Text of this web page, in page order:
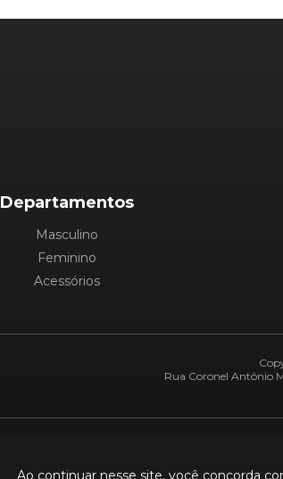
Ao continuar nesse site, você concorda
Departamentos
Masculino
Feminino
Acessórios
Rua Coronel Antônio